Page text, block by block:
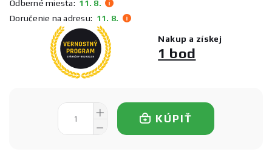
Odberné miesta: 11. 8.
Doručenie na adresu: 11. 8.
Nakup a získej
1 bod
KÚPIŤ